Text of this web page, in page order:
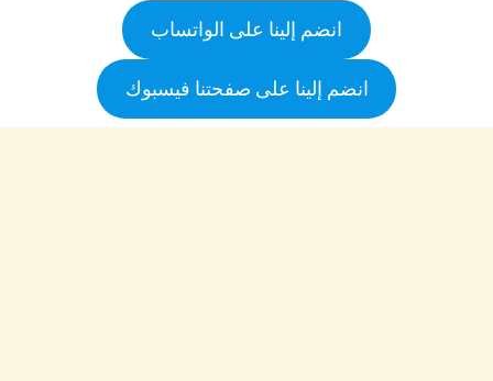
انضم إلينا على الواتساب
انضم إلينا على صفحتنا فيسبوك